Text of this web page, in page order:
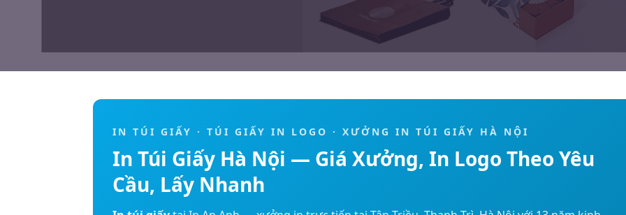
IN TÚI GIẤY · TÚI GIẤY IN LOGO · XƯỞNG IN TÚI GIẤY HÀ NỘI
In Túi Giấy Hà Nội — Giá Xưởng, In Logo Theo Yêu
Cầu, Lấy Nhanh